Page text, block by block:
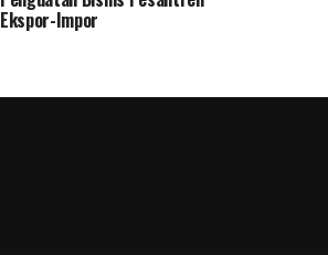
Ekspor-Impor